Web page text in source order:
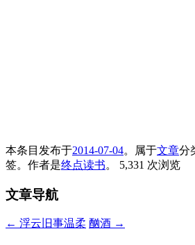
本条目发布于2014-07-04。属于文章分
签。 作者是终点读书。 5,331 次浏览
文章导航
← 浮云旧事温柔 酗酒 →